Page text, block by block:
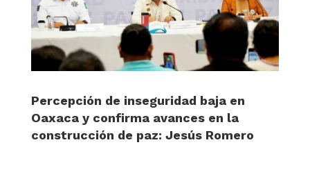
Percepción de inseguridad baja en
Oaxaca y confirma avances en la
construcción de paz: Jesús Romero